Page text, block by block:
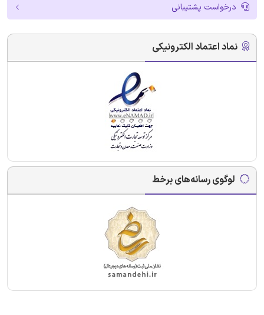
درخواست پشتیبانی
نماد اعتماد الکترونیکی
لوگوی رسانه‌های برخط